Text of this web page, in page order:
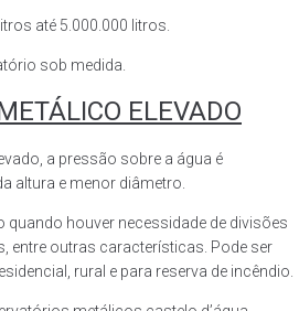
até 5.000.000 litros.
sob medida.
ELEVADO
a pressão sobre a água é
altura e menor diâmetro.
quando houver necessidade de divisões
entre outras características. Pode ser
rural e para reserva de incêndio.